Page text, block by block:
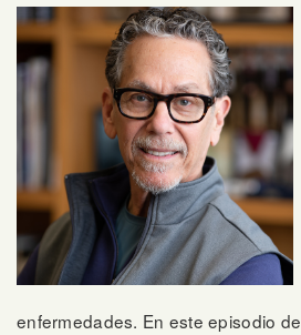
enfermedades. En este episodio de